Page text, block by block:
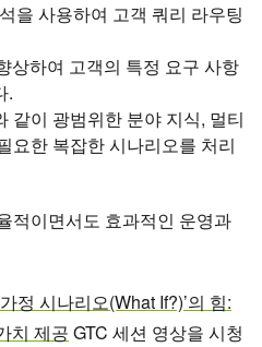
을 사용하여 고객 쿼리 라우팅
상하여 고객의 특정 요구 사항
.
같이 광범위한 분야 지식, 멀티
요한 복잡한 시나리오를 처리
적이면서도 효과적인 운영과
가정 시나리오(What If?)’의 힘:
치 제공 GTC 세션 영상을 시청